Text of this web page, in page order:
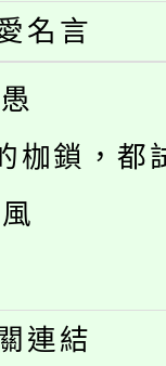
名言
枷鎖，都
連結